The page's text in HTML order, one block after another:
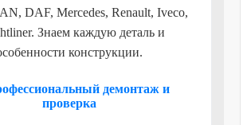
DAF, Mercedes, Renault, Iveco,
Знаем каждую деталь и
конструкции.
демонтаж и
проверка